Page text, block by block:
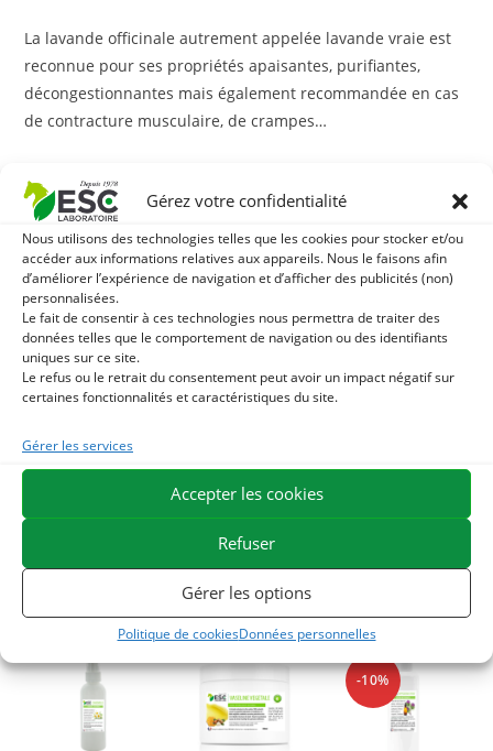
Gérez votre confidentialité
Nous utilisons des technologies telles que les cookies pour stocker et/ou
accéder aux informations relatives aux appareils. Nous le faisons afin
d’améliorer l’expérience de navigation et d’afficher des publicités (non)
personnalisées.
Le fait de consentir à ces technologies nous permettra de traiter des
données telles que le comportement de navigation ou des identifiants
uniques sur ce site.
Le refus ou le retrait du consentement peut avoir un impact négatif sur
certaines fonctionnalités et caractéristiques du site.
Gérer les services
Accepter les cookies
Refuser
Gérer les options
Politique de cookiesDonnées personnelles
La lavande officinale autrement appelée lavande vraie est
reconnue pour ses propriétés apaisantes, purifiantes,
décongestionnantes mais également recommandée en cas
de contracture musculaire, de crampes…
naturelle très efficace afin de soulager de nombreux maux
du quotidien et notamment les problèmes en lien avec la
peau et irritations cutanées
A noter : l’huile essentielle de lavande constitue
également un excellent répulsif contre les insectes.
ESC Laboratoire est une société pionnière en phytothérapie équine.
principes actifs végétaux appliqués aux soins de confort équins et
proposons la gamme de produits naturels pour chevaux la plus
Vous aimerez peut-être aussi…
-10%